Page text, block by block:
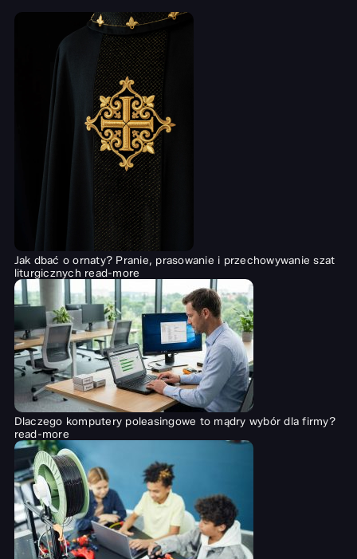
Jak dbać o ornaty? Pranie, prasowanie i przechowywanie szat
liturgicznych read-more
Dlaczego komputery poleasingowe to mądry wybór dla firmy?
read-more